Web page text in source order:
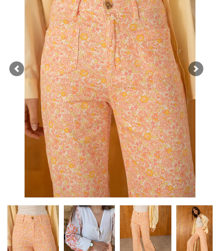
Previous Next